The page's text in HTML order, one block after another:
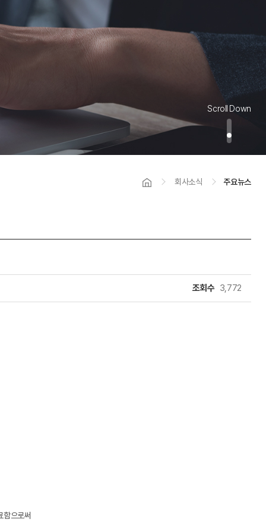
Scroll Down
회사소식 주요뉴스
조회수 3,772
으로써